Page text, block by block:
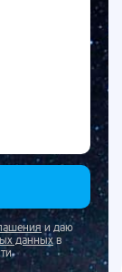
и даю
данныхв